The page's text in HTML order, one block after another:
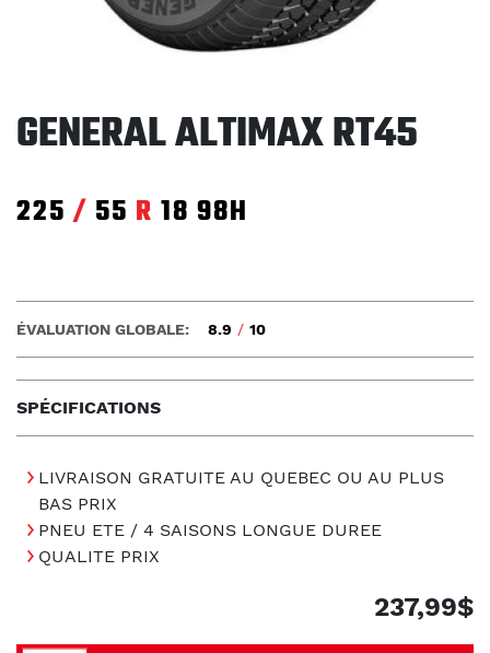
GENERAL ALTIMAX RT45
225 / 55 R 18 98H
SPÉCIFICATIONS
ÉVALUATION GLOBALE: 8.9 / 10
LIVRAISON GRATUITE AU QUEBEC OU AU PLUS
BAS PRIX
PNEU ETE / 4 SAISONS LONGUE DUREE
QUALITE PRIX
237,99$